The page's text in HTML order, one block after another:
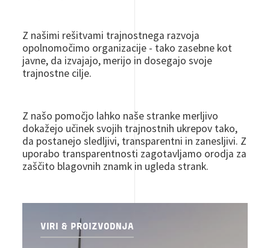
Z našimi rešitvami trajnostnega razvoja
opolnomočimo organizacije - tako zasebne kot
javne, da izvajajo, merijo in dosegajo svoje
trajnostne cilje.
Z našo pomočjo lahko naše stranke merljivo
dokažejo učinek svojih trajnostnih ukrepov tako,
da postanejo sledljivi, transparentni in zanesljivi. Z
uporabo transparentnosti zagotavljamo orodja za
zaščito blagovnih znamk in ugleda strank.
VIRI & PROIZVODNJA